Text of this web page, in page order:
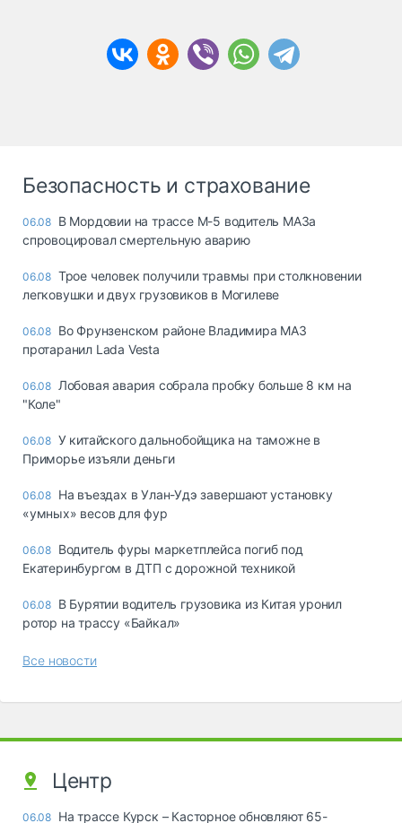
Безопасность и страхование
06.08 В Мордовии на трассе М-5 водитель МАЗа
спровоцировал смертельную аварию
06.08 Трое человек получили травмы при столкновении
легковушки и двух грузовиков в Могилеве
06.08 Во Фрунзенском районе Владимира МАЗ
протаранил Lada Vesta
06.08 Лобовая авария собрала пробку больше 8 км на
"Коле"
06.08 У китайского дальнобойщика на таможне в
Приморье изъяли деньги
06.08 Ha въeздax в Улaн-Удэ зaвepшaют ycтaнoвкy
«yмныx» вecoв для фyp
06.08 Водитель фуры маркетплейса погиб под
Екатеринбургом в ДТП с дорожной техникой
06.08 В Бурятии водитель грузовика из Китая уронил
ротор на трассу «Байкал»
Все новости
Центр
06.08 На трассе Курск – Касторное обновляют 65-